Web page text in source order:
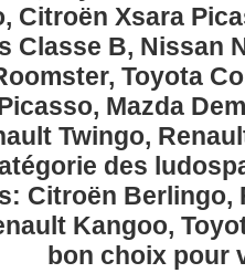
Citroën Xsara
Classe B, Nissan
Toyota
Mazda
Twingo,
des
Citroën Berlingo,
Kangoo,
bon choix pour